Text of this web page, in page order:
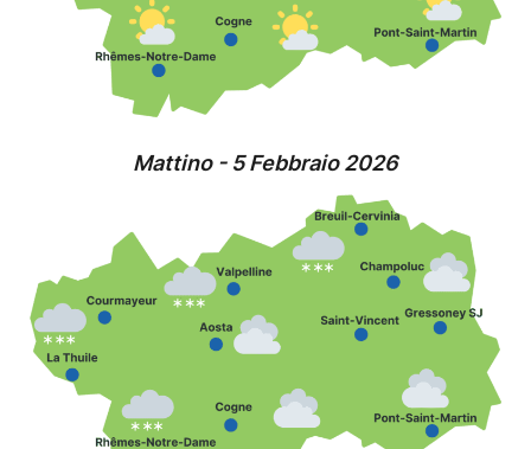
Mattino - 5 Febbraio 2026